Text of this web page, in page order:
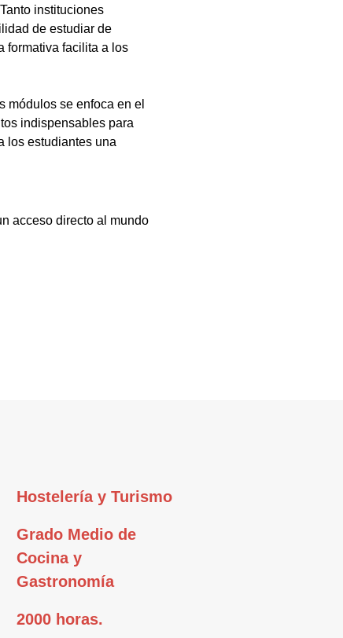
instituciones
de estudiar de
formativa facilita a los
módulos se enfoca en el
indispensables para
los estudiantes una
acceso directo al mundo
Hostelería y Turismo
Grado Medio de
Cocina y
Gastronomía
2000 horas.